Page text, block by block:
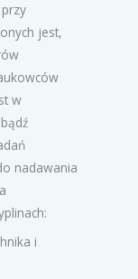
jest,
w
nadawania
i